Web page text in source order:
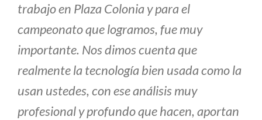
trabajo en Plaza Colonia y para el
campeonato que logramos, fue muy
importante. Nos dimos cuenta que
realmente la tecnología bien usada como la
usan ustedes, con ese análisis muy
profesional y profundo que hacen, aportan